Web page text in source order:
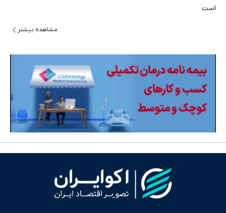
است
مشاهده بیشتر